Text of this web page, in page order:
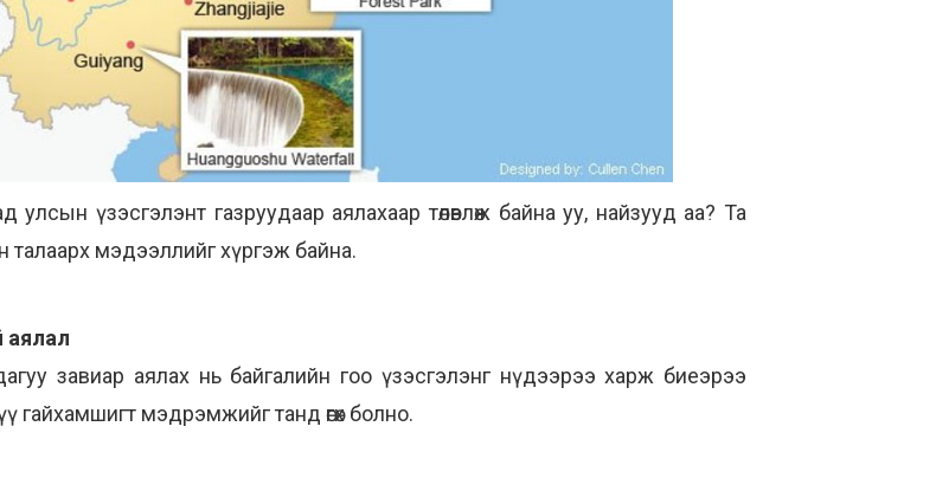
улсын үзэсгэлэнт газруудаар аялахаар төлөвлөж байна уу, найзууд аа? Та
мэдээллийг хүргэж байна.
аялал
завиар аялах нь байгалийн гоо үзэсгэлэнг нүдээрээ харж биеэрээ
гайхамшигт мэдрэмжийг танд өгөх болно.